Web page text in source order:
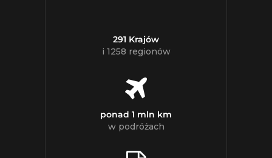
291 Krajów
i 1258 regionów
ponad 1 mln km
w podróżach